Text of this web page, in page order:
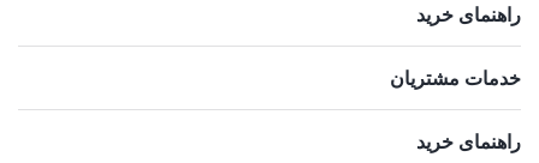
راهنمای خرید
خدمات مشتریان
راهنمای خرید